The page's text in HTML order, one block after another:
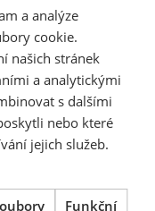
za leden.
žádosti
samostatně
o „ošetřovné“
2020. A to…
a analýze
cookie.
našich stránek
a analytickými
s dalšími
nebo které
jejich služeb.
Funkční